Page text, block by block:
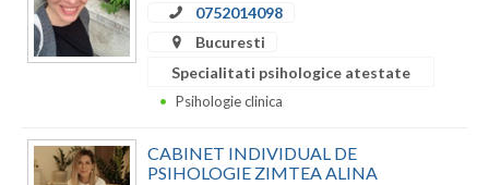
0752014098
Bucuresti
Specialitati psihologice atestate
Psihologie clinica
CABINET INDIVIDUAL DE
PSIHOLOGIE ZIMTEA ALINA